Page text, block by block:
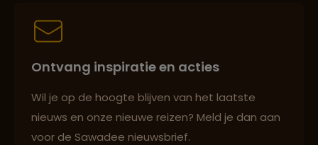
Best beoordeelde reisroutes
Ontvang inspiratie en acties
Wil je op de hoogte blijven van het laatste
nieuws en onze nieuwe reizen? Meld je dan aan
voor de Sawadee nieuwsbrief.